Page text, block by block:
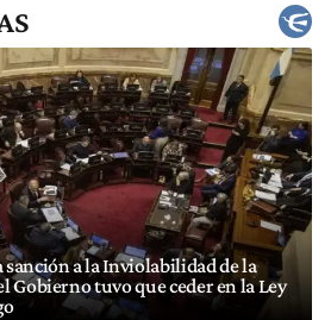
sanción a la Inviolabilidad de la
Gobierno tuvo que ceder en la Ley